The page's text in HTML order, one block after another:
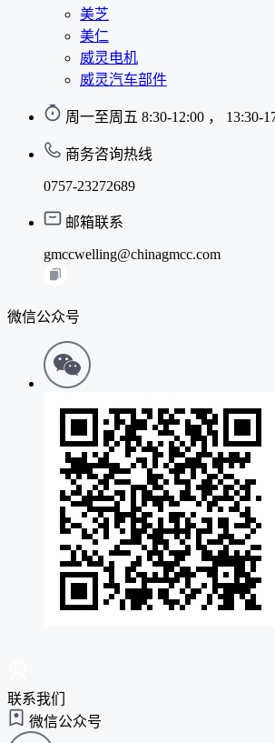
美芝
美仁
威灵电机
威灵汽车部件
周一至周五 8:30-12:00 ， 13:30-
商务咨询热线
0757-23272689
邮箱联系
gmccwelling@chinagmcc.com
微信公众号
联系我们
微信公众号